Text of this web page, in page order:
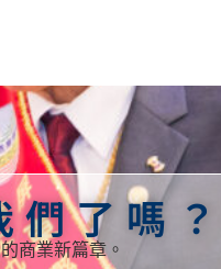
們了嗎
商業新篇章。